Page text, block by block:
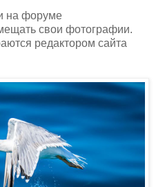
на форуме
свои фотографии.
редактором сайта